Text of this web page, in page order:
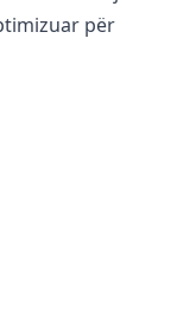
për